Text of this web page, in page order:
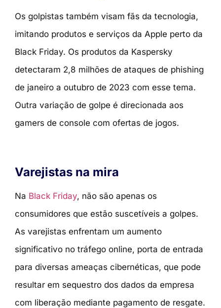
Os golpistas também visam fãs da tecnologia,
imitando produtos e serviços da Apple perto da
Black Friday. Os produtos da Kaspersky
detectaram 2,8 milhões de ataques de phishing
de janeiro a outubro de 2023 com esse tema.
Outra variação de golpe é direcionada aos
gamers de console com ofertas de jogos.
Varejistas na mira
Na Black Friday, não são apenas os
consumidores que estão suscetíveis a golpes.
As varejistas enfrentam um aumento
significativo no tráfego online, porta de entrada
para diversas ameaças cibernéticas, que pode
resultar em sequestro dos dados da empresa
com liberação mediante pagamento de resgate.